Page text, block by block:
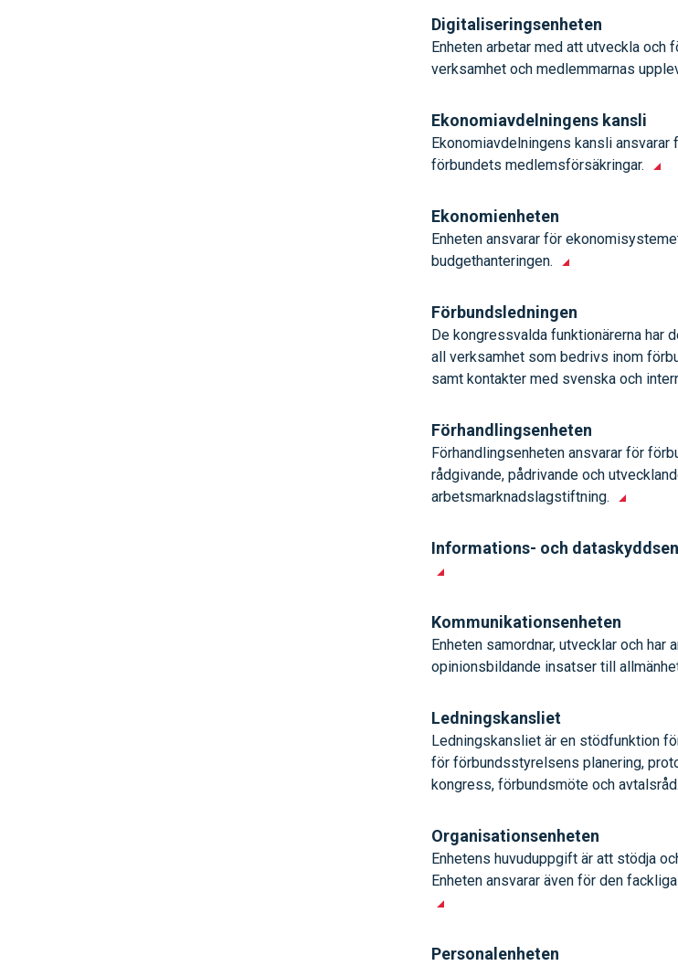
Digitaliseringsenheten
Enheten arbetar med att utveckla
verksamhet och medlemmarnas
Ekonomiavdelningens kansli
Ekonomiavdelningens kansli
förbundets medlemsförsäkringar.
Ekonomienheten
Enheten ansvarar för
budgethanteringen.
Förbundsledningen
De kongressvalda funktionärerna har
all verksamhet som bedrivs inom
samt kontakter med svenska och
Förhandlingsenheten
Förhandlingsenheten ansvarar för
rådgivande, pådrivande och
arbetsmarknadslagstiftning.
Informations- och
Kommunikationsenheten
Enheten samordnar, utvecklar och
opinionsbildande insatser till
Ledningskansliet
Ledningskansliet är en stödfunktion
för förbundsstyrelsens planering,
kongress, förbundsmöte och avtalsråd.
Organisationsenheten
Enhetens huvuduppgift är att stödja
Enheten ansvarar även för den
Personalenheten